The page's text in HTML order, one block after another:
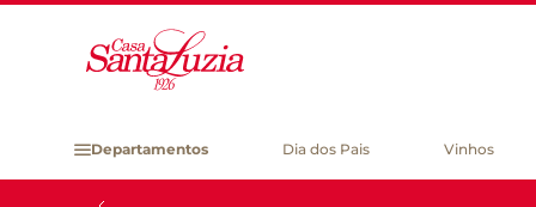
Departamentos Dia dos Pais Vinhos